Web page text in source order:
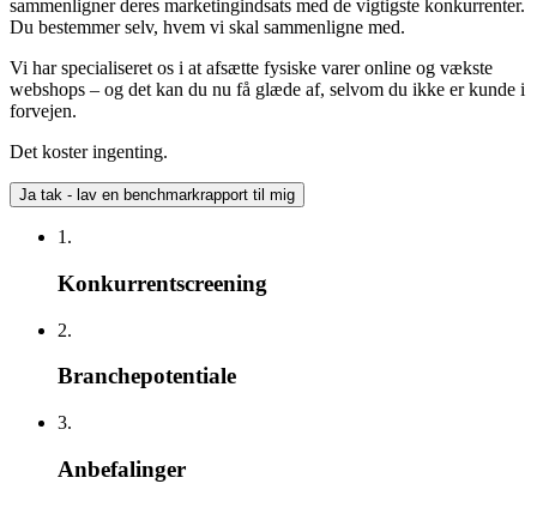
sammenligner deres marketingindsats med de vigtigste konkurrenter.
Du bestemmer selv, hvem vi skal sammenligne med.
Vi har specialiseret os i at afsætte fysiske varer online og vækste
webshops – og det kan du nu få glæde af, selvom du ikke er kunde i
forvejen.
Det koster ingenting.
Ja tak - lav en benchmarkrapport til mig
1.
Konkurrentscreening
2.
Branchepotentiale
3.
Anbefalinger